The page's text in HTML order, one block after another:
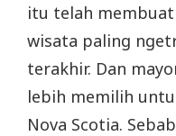
itu telah
wisata paling
terakhir. Dan
lebih memilih
Nova Scotia.